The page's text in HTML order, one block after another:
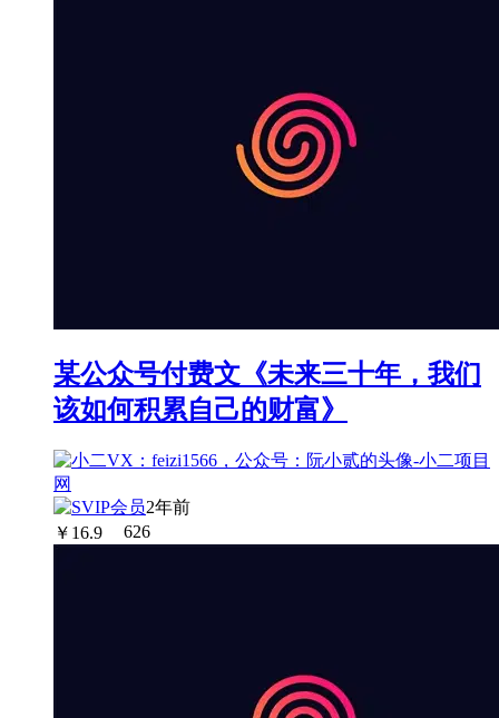
某公众号付费文《未来三十年，我们
该如何积累自己的财富》
2年前
￥ 16.9 626